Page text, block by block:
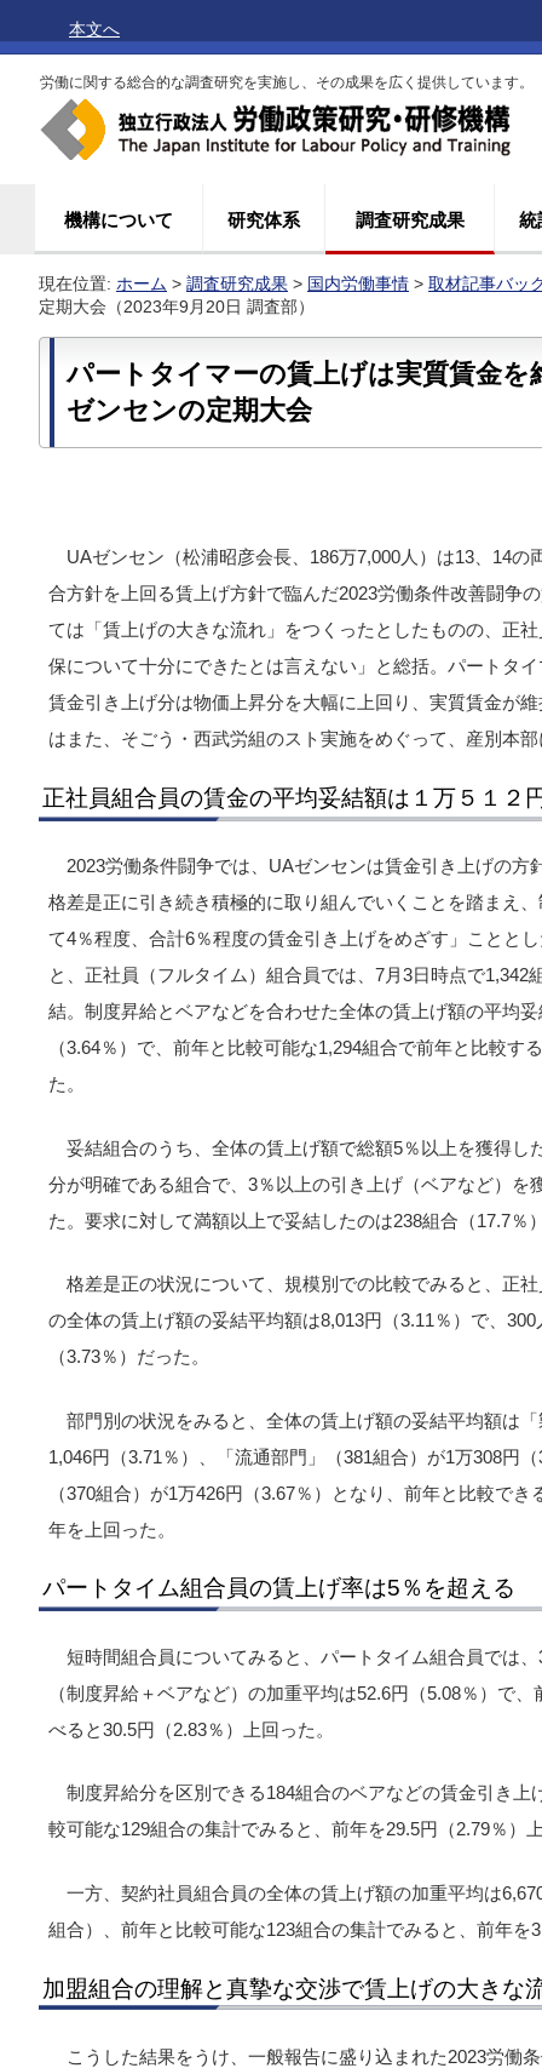
本文へ
労働に関する総合的な調査研究を実施し、その成果を広く提供しています。
機構について 研究体系 調査研究成果 統
現在位置: ホーム > 調査研究成果 > 国内労働事情 > 取材記事バッ
定期大会（2023年9月20日 調査部）
パートタイマーの賃上げは実質賃金を
ゼンセンの定期大会
UAゼンセン（松浦昭彦会長、186万7,000人）は13、14
合方針を上回る賃上げ方針で臨んだ2023労働条件改善闘争
ては「賃上げの大きな流れ」をつくったとしたものの、正
保について十分にできたとは言えない」と総括。パートタ
賃金引き上げ分は物価上昇分を大幅に上回り、実質賃金が
はまた、そごう・西武労組のスト実施をめぐって、産別本
正社員組合員の賃金の平均妥結額は１万５１２
2023労働条件闘争では、UAゼンセンは賃金引き上げの方
格差是正に引き続き積極的に取り組んでいくことを踏まえ
て4％程度、合計6％程度の賃金引き上げをめざす」ことと
と、正社員（フルタイム）組合員では、7月3日時点で1,342
結。制度昇給とベアなどを合わせた全体の賃上げ額の平均
（3.64％）で、前年と比較可能な1,294組合で前年と比較す
た。
妥結組合のうち、全体の賃上げ額で総額5％以上を獲得し
分が明確である組合で、3％以上の引き上げ（ベアなど）を
た。要求に対して満額以上で妥結したのは238組合（17.7％
格差是正の状況について、規模別での比較でみると、正
の全体の賃上げ額の妥結平均額は8,013円（3.11％）で、
（3.73％）だった。
部門別の状況をみると、全体の賃上げ額の妥結平均額は
1,046円（3.71％）、「流通部門」（381組合）が1万308円
（370組合）が1万426円（3.67％）となり、前年と比較で
年を上回った。
パートタイム組合員の賃上げ率は5％を超える
短時間組合員についてみると、パートタイム組合員では
（制度昇給＋ベアなど）の加重平均は52.6円（5.08％）で
べると30.5円（2.83％）上回った。
制度昇給分を区別できる184組合のベアなどの賃金引き上
較可能な129組合の集計でみると、前年を29.5円（2.79％）
一方、契約社員組合員の全体の賃上げ額の加重平均は
組合）、前年と比較可能な123組合の集計でみると、前年を
加盟組合の理解と真摯な交渉で賃上げの大きな
こうした結果をうけ、一般報告に盛り込まれた2023労働